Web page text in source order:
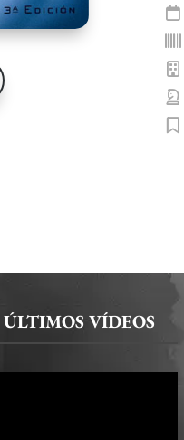
ÚLTIMOS VÍDEOS